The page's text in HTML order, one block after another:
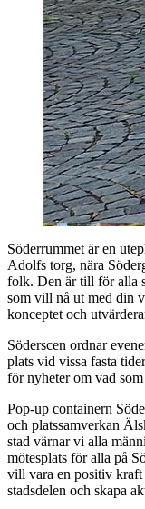
Söderrummet är en
Adolfs torg, nära
folk. Den är till för alla
som vill nå ut med din
konceptet och
Söderscen ordnar
plats vid vissa fasta
för nyheter om vad som
Pop-up containern
och platssamverkan
stad värnar vi alla
mötesplats för alla på
vill vara en positiv kraft
stadsdelen och skapa